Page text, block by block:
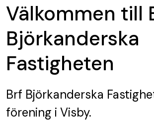
Välkommen till
Björkanderska
Fastigheten
Brf Björkanderska
förening i Visby.